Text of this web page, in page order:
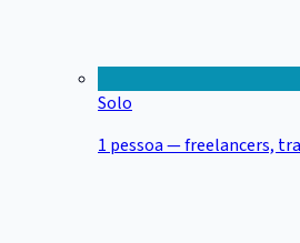
Solo
1 pessoa — freelancers,